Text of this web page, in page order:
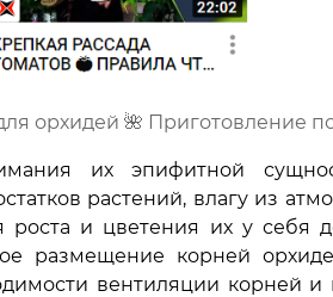
орхидей 🌺 Приготовление
их эпифитной
растений, влагу из
роста и цветения их у
размещение корней
вентиляции корней и